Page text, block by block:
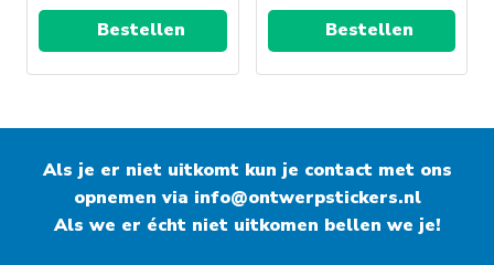
Bestellen Bestellen
Als je er niet uitkomt kun je contact met ons
opnemen via info@ontwerpstickers.nl
Als we er écht niet uitkomen bellen we je!